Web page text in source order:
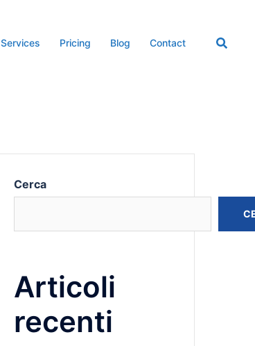
Services Pricing Blog Contact
Cerca
Articoli
recenti